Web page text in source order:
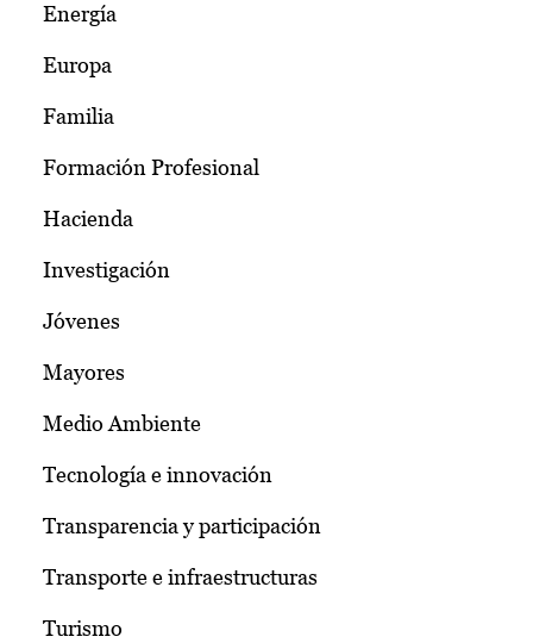
Energía
Europa
Familia
Formación Profesional
Hacienda
Investigación
Jóvenes
Mayores
Medio Ambiente
Tecnología e innovación
Transparencia y participación
Transporte e infraestructuras
Turismo